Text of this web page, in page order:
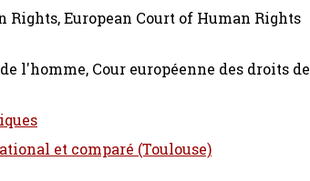
European Court of Human Rights
l'homme, Cour européenne des droits de
et comparé (Toulouse)